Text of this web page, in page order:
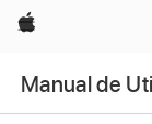
Apple
Manual de